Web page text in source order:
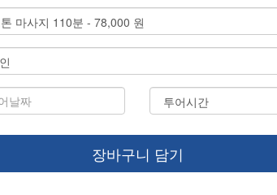
장바구니 담기